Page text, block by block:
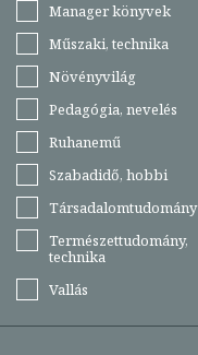
Manager könyvek
Műszaki, technika
Növényvilág
Pedagógia, nevelés
Ruhanemű
Szabadidő, hobbi
Társadalomtudomány
Természettudomány,
technika
Vallás